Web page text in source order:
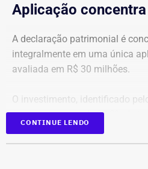
Aplicação
A declaração patrimonial é
integralmente em uma única
avaliada em R$ 30 milhões.
O investimento, identificado
representa cerca de 99,2% de
CONTINUE LENDO